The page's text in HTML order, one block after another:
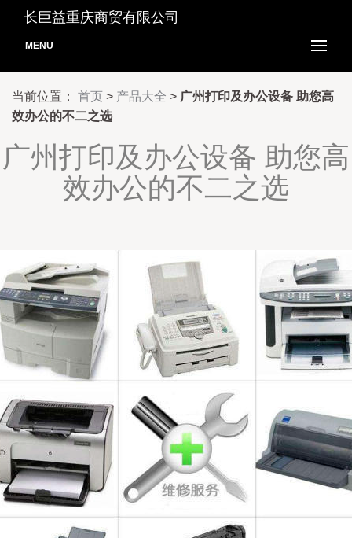
长巨益重庆商贸有限公司
MENU
当前位置： 首页 > 产品大全 > 广州打印及办公设备 助您高
效办公的不二之选
广州打印及办公设备 助您高
效办公的不二之选